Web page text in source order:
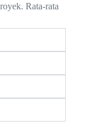
Rata-rata